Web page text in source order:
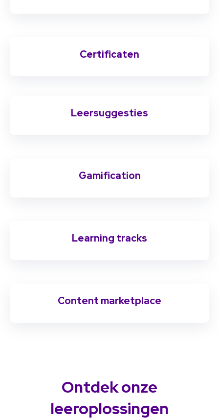
Certificaten
Leersuggesties
Gamification
Learning tracks
Content marketplace
Ontdek onze
leeroplossingen